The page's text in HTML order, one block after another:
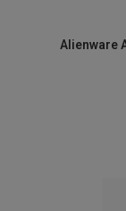
Alienware